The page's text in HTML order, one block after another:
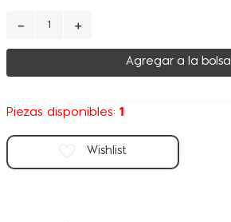
＋
－
Agregar a la bolsa
Piezas disponibles: 1